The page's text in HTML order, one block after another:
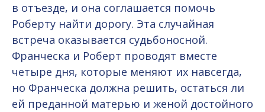
в отъезде, и она соглашается помочь
Роберту найти дорогу. Эта случайная
встреча оказывается судьбоносной.
Франческа и Роберт проводят вместе
четыре дня, которые меняют их навсегда,
но Франческа должна решить, остаться ли
ей преданной матерью и женой достойного